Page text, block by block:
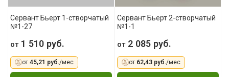
Сервант Бьерт 1-створчатый
№1-27
от1 510 руб.
от45,21 руб./мес
Сервант Бьерт 2-створчатый
№1-1
от2 085 руб.
от 62,43 руб./мес